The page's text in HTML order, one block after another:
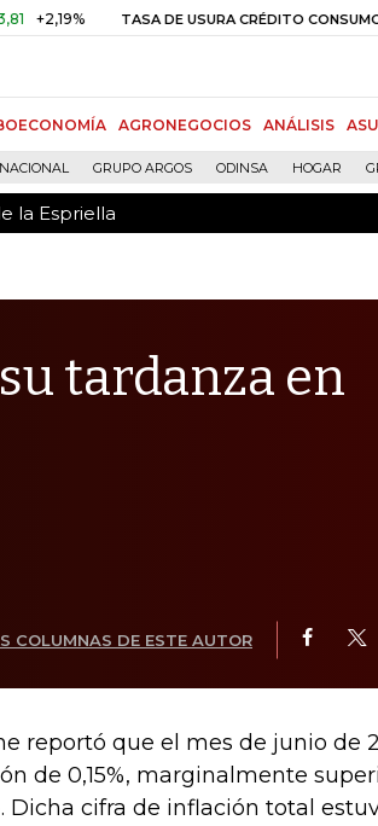
TASA DE USURA CRÉDITO CONSUMO
AGRONEGOCIOS ANÁLISIS
GRUPO ARGOS ODINSA HOGAR
la Espriella
la Espriella
tardanza en
COLUMNAS DE ESTE AUTOR
reportó que el mes de junio de
de 0,15%, marginalmente
Dicha cifra de inflación total